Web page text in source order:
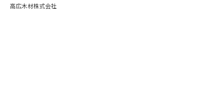
高広木材株式会社